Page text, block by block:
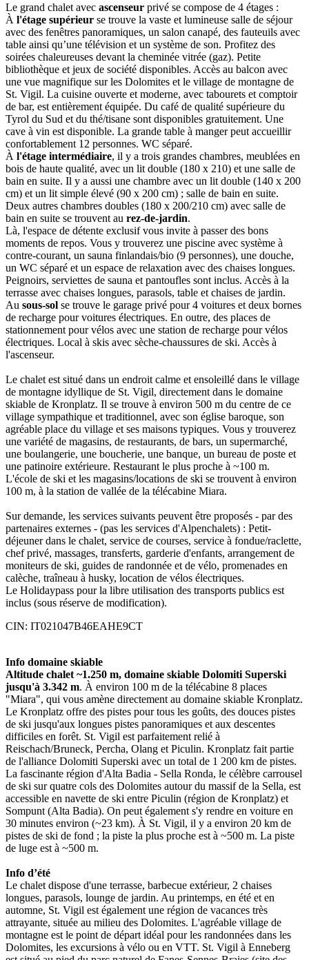
Le grand chalet avec ascenseur privé se compose de 4 étages :
À l'étage supérieur se trouve la vaste et lumineuse salle de séjour
avec des fenêtres panoramiques, un salon canapé, des fauteuils avec
table ainsi qu’une télévision et un système de son. Profitez des
soirées chaleureuses devant la cheminée vitrée (gaz). Petite
bibliothèque et jeux de société disponibles. Accès au balcon avec
une vue magnifique sur les Dolomites et le village de montagne de
St. Vigil. La cuisine ouverte et moderne, avec tabourets et comptoir
de bar, est entièrement équipée. Du café de qualité supérieure du
Tyrol du Sud et du thé/tisane sont disponibles gratuitement. Une
cave à vin est disponible. La grande table à manger peut accueillir
confortablement 12 personnes. WC séparé.
À l'étage intermédiaire, il y a trois grandes chambres, meublées en
bois de haute qualité, avec un lit double (180 x 210) et une salle de
bain en suite. Il y a aussi une chambre avec un lit double (140 x 200
cm) et un lit simple élevé (90 x 200 cm) ; salle de bain en suite.
Deux autres chambres doubles (180 x 200/210 cm) avec salle de
bain en suite se trouvent au rez-de-jardin.
Là, l'espace de détente exclusif vous invite à passer des bons
moments de repos. Vous y trouverez une piscine avec système à
contre-courant, un sauna finlandais/bio (9 personnes), une douche,
un WC séparé et un espace de relaxation avec des chaises longues.
Peignoirs, serviettes de sauna et pantoufles sont inclus. Accès à la
terrasse avec chaises longues, parasols, table et chaises de jardin.
Au sous-sol se trouve le garage privé pour 4 voitures et deux bornes
de recharge pour voitures électriques. En outre, des places de
stationnement pour vélos avec une station de recharge pour vélos
électriques. Local à skis avec sèche-chaussures de ski. Accès à
l'ascenseur.
Le chalet est situé dans un endroit calme et ensoleillé dans le village
de montagne idyllique de St. Vigil, directement dans le domaine
skiable de Kronplatz. Il se trouve à environ 500 m du centre de ce
village sympathique et traditionnel, avec son église baroque, son
agréable place du village et ses maisons typiques. Vous y trouverez
une variété de magasins, de restaurants, de bars, un supermarché,
une boulangerie, une boucherie, une banque, un bureau de poste et
une patinoire extérieure. Restaurant le plus proche à ~100 m.
L'école de ski et les magasins/locations de ski se trouvent à environ
100 m, à la station de vallée de la télécabine Miara.
Sur demande, les services suivants peuvent être proposés - par des
partenaires externes - (pas les services d'Alpenchalets) : Petit-
déjeuner dans le chalet, service de courses, service à fondue/raclette,
chef privé, massages, transferts, garderie d'enfants, arrangement de
moniteurs de ski, guides de randonnée et de vélo, promenades en
calèche, traîneau à husky, location de vélos électriques.
Le Holidaypass pour la libre utilisation des transports publics est
inclus (sous réserve de modification).
CIN: IT021047B46EAHE9CT
Info domaine skiable
Altitude chalet ~1.250 m, domaine skiable Dolomiti Superski
jusqu'à 3.342 m. À environ 100 m de la télécabine 8 places
"Miara", qui vous amène directement au domaine skiable Kronplatz.
Le Kronplatz offre des pistes pour tous les goûts, des douces pistes
de ski jusqu'aux longues pistes panoramiques et aux descentes
difficiles en forêt. St. Vigil est parfaitement relié à
Reischach/Bruneck, Percha, Olang et Piculin. Kronplatz fait partie
de l'alliance Dolomiti Superski avec un total de 1 200 km de pistes.
La fascinante région d'Alta Badia - Sella Ronda, le célèbre carrousel
de ski sur quatre cols des Dolomites autour du massif de la Sella, est
accessible en navette de ski entre Piculin (région de Kronplatz) et
Sompunt (Alta Badia). On peut également s'y rendre en voiture en
30 minutes environ (~23 km). À St. Vigil, il y a environ 20 km de
pistes de ski de fond ; la piste la plus proche est à ~500 m. La piste
de luge est à ~500 m.
Info d’été
Le chalet dispose d'une terrasse, barbecue extérieur, 2 chaises
longues, parasols, lounge de jardin. Au printemps, en été et en
automne, St. Vigil est également une région de vacances très
attrayante, située au milieu des Dolomites. L'agréable village de
montagne est le point de départ idéal pour les randonnées dans les
Dolomites, les excursions à vélo ou en VTT. St. Vigil à Enneberg